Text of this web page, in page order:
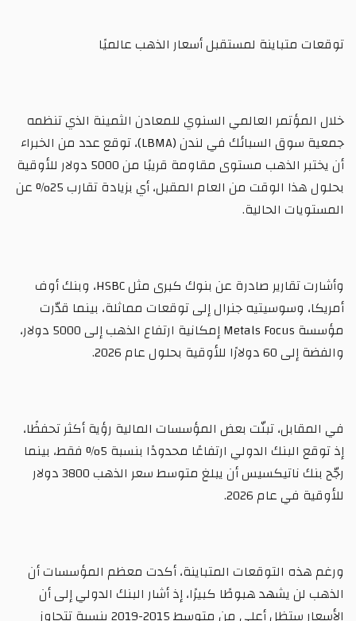
توقعات متباينة لمستقبل أسعار الذهب عالميًا
خلال المؤتمر العالمي السنوي للمعادن الثمينة الذي تنظمه
جمعية سوق السبائك في لندن (LBMA)، توقع عدد من الخبراء
أن يختبر الذهب مستوى مقاومة قريبًا من 5000 دولار للأوقية
بحلول هذا الوقت من العام المقبل، أي بزيادة تقارب 25% عن
المستويات الحالية.
وأشارت تقارير صادرة عن بنوك كبرى مثل HSBC، وبنك أوف
أمريكا، وسوسيتيه جنرال إلى توقعات مماثلة، بينما قدّرت
مؤسسة Metals Focus إمكانية ارتفاع الذهب إلى 5000 دولار،
والفضة إلى 60 دولارًا للأوقية بحلول عام 2026.
في المقابل، تبنّت بعض المؤسسات المالية رؤية أكثر تحفظًا،
إذ توقع البنك الدولي ارتفاعًا محدودًا بنسبة 5% فقط، بينما
رجّح بنك ناتيكسيس أن يبلغ متوسط سعر الذهب 3800 دولار
للأوقية في عام 2026.
ورغم هذه التوقعات المتباينة، أكدت معظم المؤسسات أن
الذهب لن يشهد هبوطًا كبيرًا، إذ أشار البنك الدولي إلى أن
الأسعار ستظل أعلى من متوسط 2015-2019 بنسبة تتجاوز